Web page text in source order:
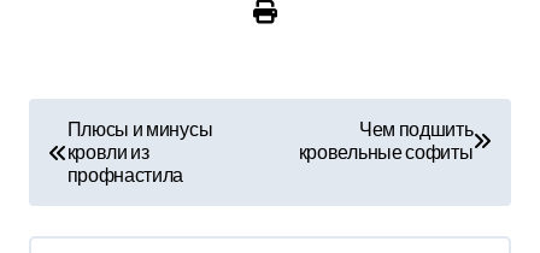
в
Плюсы и минусы
кровли из
профнастила
Чем подшить
кровельные софиты